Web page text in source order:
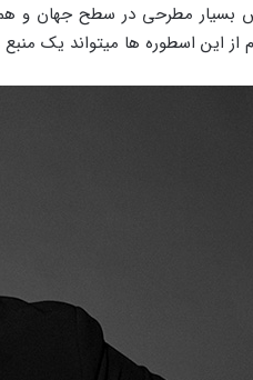
بسیار مطرحی در سطح جهان و
از این اسطوره ها میتواند یک